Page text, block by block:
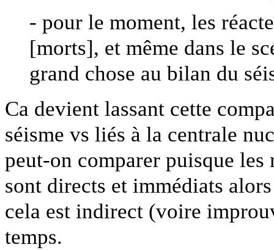
- pour le moment, les
[morts], et même dans le
grand chose au bilan du
Ca devient lassant cette
séisme vs liés à la centrale
peut-on comparer puisque
sont directs et immédiats
cela est indirect (voire
temps.